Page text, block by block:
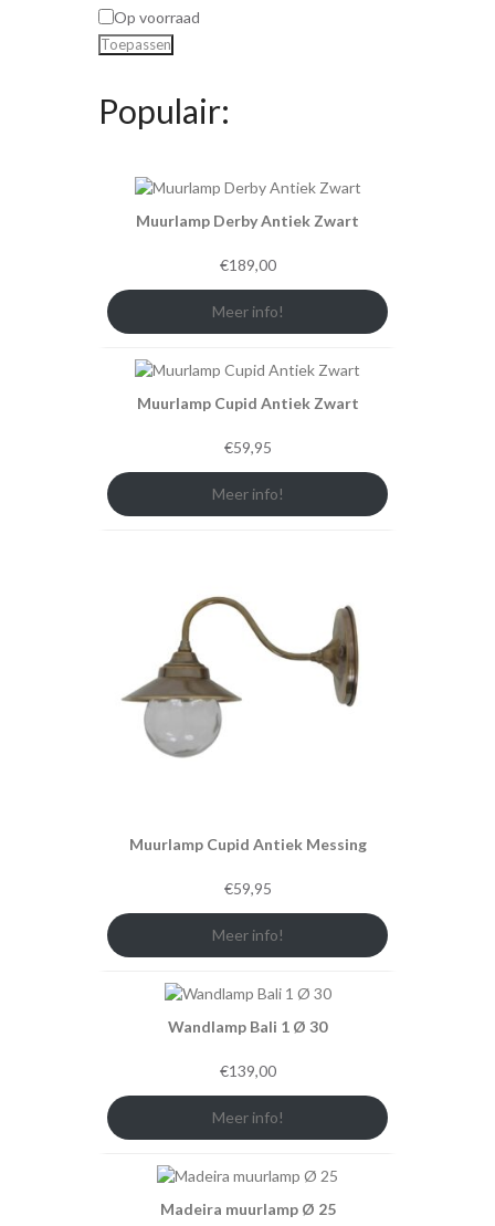
Op voorraad
Toepassen
Populair:
Muurlamp Derby Antiek Zwart
€189,00
Meer info!
Muurlamp Cupid Antiek Zwart
€59,95
Meer info!
Muurlamp Cupid Antiek Messing
€59,95
Meer info!
Wandlamp Bali 1 Ø 30
€139,00
Meer info!
Madeira muurlamp Ø 25